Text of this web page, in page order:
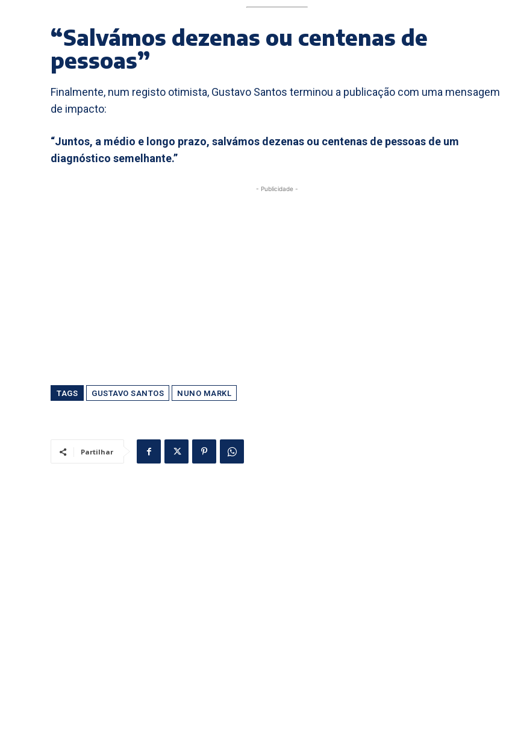
“Salvámos dezenas ou centenas de
pessoas”
Finalmente, num registo otimista, Gustavo Santos terminou a publicação com uma mensagem
de impacto:
“Juntos, a médio e longo prazo, salvámos dezenas ou centenas de pessoas de um
diagnóstico semelhante.”
- Publicidade -
TAGS GUSTAVO SANTOS NUNO MARKL
Partilhar